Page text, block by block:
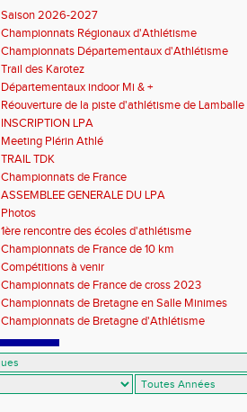
Saison 2026-2027
Championnats Régionaux d'Athlétisme
Championnats Départementaux d'Athlétisme
Trail des Karotez
Départementaux indoor Mi & +
Réouverture de la piste d'athlétisme de Lamballe
INSCRIPTION LPA
Meeting Plérin Athlé
TRAIL TDK
Championnats de France
ASSEMBLEE GENERALE DU LPA
Photos
1ère rencontre des écoles d'athlétisme
Championnats de France de 10 km
Compétitions à venir
Championnats de France de cross 2023
Championnats de Bretagne en Salle Minimes
Championnats de Bretagne d'Athlétisme